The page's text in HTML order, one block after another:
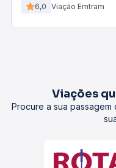
6,0 Viação Emtram
Viações
Procure a sua